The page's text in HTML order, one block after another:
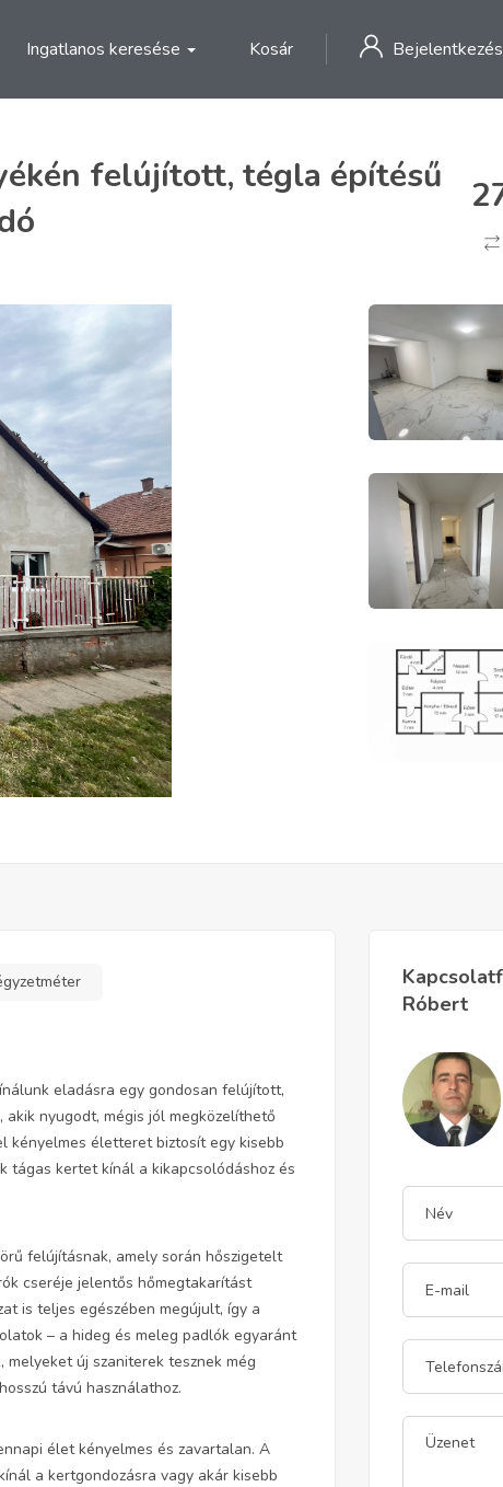
Ingatlanos keresése Kosár Bejelentkezés
felújított, tégla építésű
eladásra egy gondosan felújított,
nyugodt, mégis jól megközelíthető
kényelmes életteret biztosít egy kisebb
tágas kertet kínál a kikapcsolódáshoz és
felújításnak, amely során hőszigetelt
cseréje jelentős hőmegtakarítást
is teljes egészében megújult, így a
– a hideg és meleg padlók egyaránt
új szaniterek tesznek még
távú használathoz.
élet kényelmes és zavartalan. A
a kertgondozásra vagy akár kisebb
Róbert